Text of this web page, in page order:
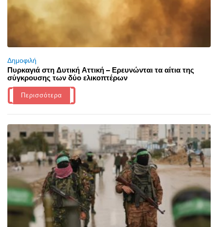
Δημοφιλή
Πυρκαγιά στη Δυτική Αττική – Ερευνώνται τα αίτια της
σύγκρουσης των δύο ελικοπτέρων
Περισσότερα